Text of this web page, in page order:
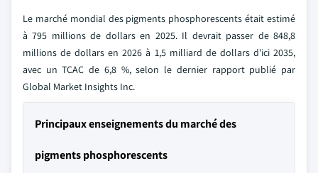
Le marché mondial des pigments phosphorescents était estimé
à 795 millions de dollars en 2025. Il devrait passer de 848,8
millions de dollars en 2026 à 1,5 milliard de dollars d'ici 2035,
avec un TCAC de 6,8 %, selon le dernier rapport publié par
Global Market Insights Inc.
Principaux enseignements du marché des
pigments phosphorescents